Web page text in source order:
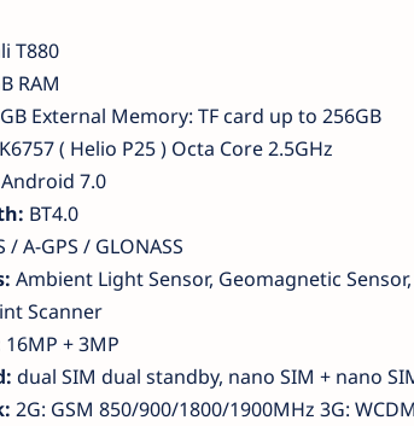
T880
RAM
External Memory: TF card up to 256GB
( Helio P25 ) Octa Core 2.5GHz
Android 7.0
BT4.0
/ A-GPS / GLONASS
Ambient Light Sensor, Geomagnetic
Scanner
16MP + 3MP
dual SIM dual standby, nano SIM + nano
2G: GSM 850/900/1800/1900MHz 3G: